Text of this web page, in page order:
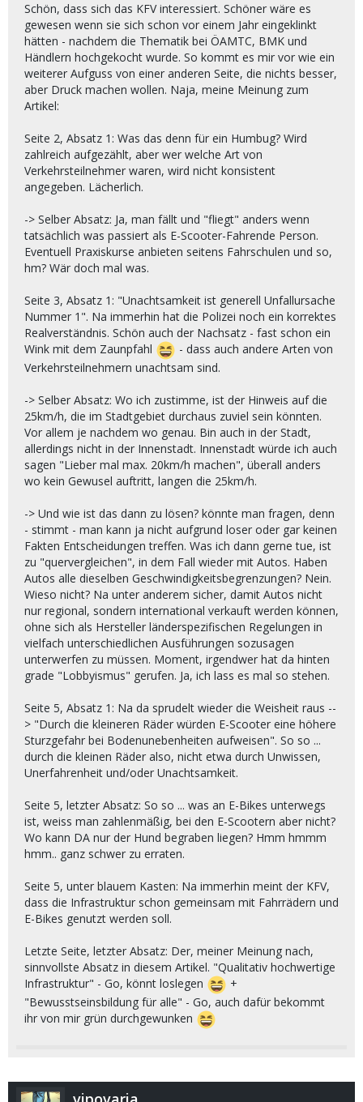
Schön, dass sich das KFV interessiert. Schöner wäre es
gewesen wenn sie sich schon vor einem Jahr eingeklinkt
hätten - nachdem die Thematik bei ÖAMTC, BMK und
Händlern hochgekocht wurde. So kommt es mir vor wie ein
weiterer Aufguss von einer anderen Seite, die nichts besser,
aber Druck machen wollen. Naja, meine Meinung zum
Artikel:
Seite 2, Absatz 1: Was das denn für ein Humbug? Wird
zahlreich aufgezählt, aber wer welche Art von
Verkehrsteilnehmer waren, wird nicht konsistent
angegeben. Lächerlich.
-> Selber Absatz: Ja, man fällt und "fliegt" anders wenn
tatsächlich was passiert als E-Scooter-Fahrende Person.
Eventuell Praxiskurse anbieten seitens Fahrschulen und so,
hm? Wär doch mal was.
Seite 3, Absatz 1: "Unachtsamkeit ist generell Unfallursache
Nummer 1". Na immerhin hat die Polizei noch ein korrektes
Realverständnis. Schön auch der Nachsatz - fast schon ein
Wink mit dem Zaunpfahl
- dass auch andere Arten von
Verkehrsteilnehmern unachtsam sind.
-> Selber Absatz: Wo ich zustimme, ist der Hinweis auf die
25km/h, die im Stadtgebiet durchaus zuviel sein könnten.
Vor allem je nachdem wo genau. Bin auch in der Stadt,
allerdings nicht in der Innenstadt. Innenstadt würde ich auch
sagen "Lieber mal max. 20km/h machen", überall anders
wo kein Gewusel auftritt, langen die 25km/h.
-> Und wie ist das dann zu lösen? könnte man fragen, denn
- stimmt - man kann ja nicht aufgrund loser oder gar keinen
Fakten Entscheidungen treffen. Was ich dann gerne tue, ist
zu "quervergleichen", in dem Fall wieder mit Autos. Haben
Autos alle dieselben Geschwindigkeitsbegrenzungen? Nein.
Wieso nicht? Na unter anderem sicher, damit Autos nicht
nur regional, sondern international verkauft werden können,
ohne sich als Hersteller länderspezifischen Regelungen in
vielfach unterschiedlichen Ausführungen sozusagen
unterwerfen zu müssen. Moment, irgendwer hat da hinten
grade "Lobbyismus" gerufen. Ja, ich lass es mal so stehen.
Seite 5, Absatz 1: Na da sprudelt wieder die Weisheit raus --
> "Durch die kleineren Räder würden E-Scooter eine höhere
Sturzgefahr bei Bodenunebenheiten aufweisen". So so ...
durch die kleinen Räder also, nicht etwa durch Unwissen,
Unerfahrenheit und/oder Unachtsamkeit.
Seite 5, letzter Absatz: So so ... was an E-Bikes unterwegs
ist, weiss man zahlenmäßig, bei den E-Scootern aber nicht?
Wo kann DA nur der Hund begraben liegen? Hmm hmmm
hmm.. ganz schwer zu erraten.
Seite 5, unter blauem Kasten: Na immerhin meint der KFV,
dass die Infrastruktur schon gemeinsam mit Fahrrädern und
E-Bikes genutzt werden soll.
Letzte Seite, letzter Absatz: Der, meiner Meinung nach,
sinnvollste Absatz in diesem Artikel. "Qualitativ hochwertige
Infrastruktur" - Go, könnt loslegen
+
"Bewusstseinsbildung für alle" - Go, auch dafür bekommt
ihr von mir grün durchgewunken